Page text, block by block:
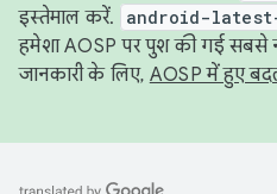
इस्तेमाल करें.
android-
हमेशा AOSP पर पुश की गई सबसे
जानकारी के लिए, AOSP में हुए